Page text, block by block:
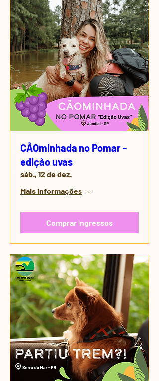
CÃOminhada no Pomar -
edição uvas
sáb., 12 de dez.
Mais informações
Comprar ingressos